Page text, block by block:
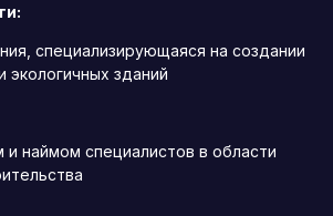
специализирующаяся на создании
экологичных зданий
и наймом специалистов в области